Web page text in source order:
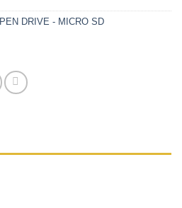
PEN DRIVE - MICRO SD